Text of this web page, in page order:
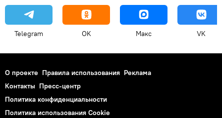
Telegram OK Макс VK
О проекте Правила использования Реклама
Контакты Пресс-центр
Политика конфиденциальности
Политика использования Cookie